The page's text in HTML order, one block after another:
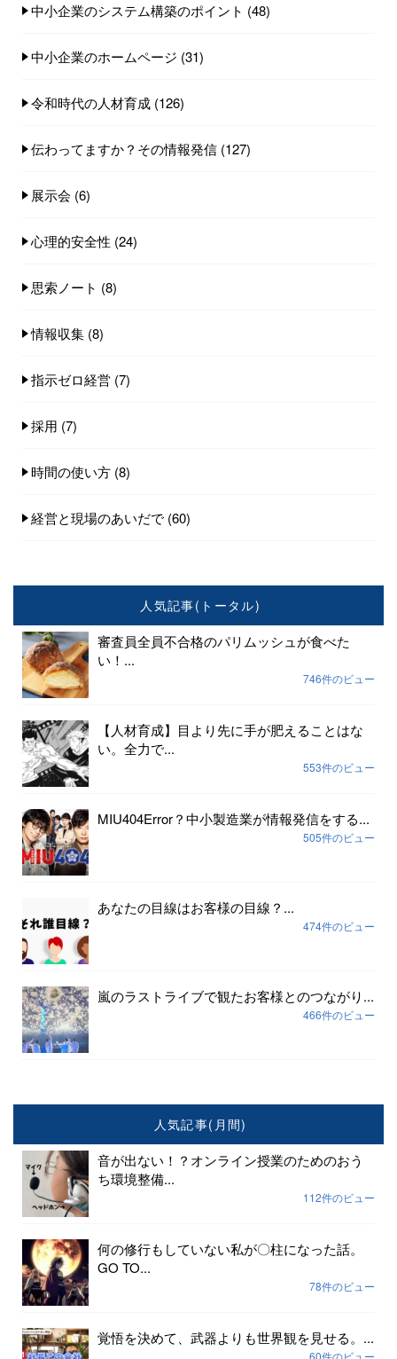
中小企業のシステム構築のポイント (48)
中小企業のホームページ (31)
令和時代の人材育成 (126)
伝わってますか？その情報発信 (127)
展示会 (6)
心理的安全性 (24)
思索ノート (8)
情報収集 (8)
指示ゼロ経営 (7)
採用 (7)
時間の使い方 (8)
経営と現場のあいだで (60)
人気記事(トータル)
審査員全員不合格のパリムッシュが食べた
い！...
746件のビュー
【人材育成】目より先に手が肥えることはな
い。全力で...
553件のビュー
MIU404Error？中小製造業が情報発信をする...
505件のビュー
あなたの目線はお客様の目線？...
474件のビュー
嵐のラストライブで観たお客様とのつながり...
466件のビュー
人気記事(月間)
音が出ない！？オンライン授業のためのおう
ち環境整備...
112件のビュー
何の修行もしていない私が〇柱になった話。
GO TO...
78件のビュー
覚悟を決めて、武器よりも世界観を見せる。...
60件のビュー